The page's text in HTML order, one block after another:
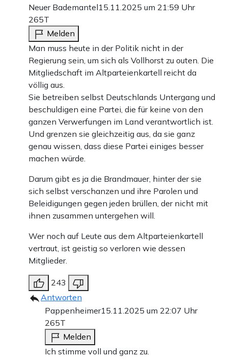
Neuer Bademantel15.11.2025 um 21:59 Uhr
265T
Melden
Man muss heute in der Politik nicht in der
Regierung sein, um sich als Vollhorst zu outen. Die
Mitgliedschaft im Altparteienkartell reicht da
völlig aus.
Sie betreiben selbst Deutschlands Untergang und
beschuldigen eine Partei, die für keine von den
ganzen Verwerfungen im Land verantwortlich ist.
Und grenzen sie gleichzeitig aus, da sie ganz
genau wissen, dass diese Partei einiges besser
machen würde.
Darum gibt es ja die Brandmauer, hinter der sie
sich selbst verschanzen und ihre Parolen und
Beleidigungen gegen jeden brüllen, der nicht mit
ihnen zusammen untergehen will.
Wer noch auf Leute aus dem Altparteienkartell
vertraut, ist geistig so verloren wie dessen
Mitglieder.
243
Antworten
Pappenheimer15.11.2025 um 22:07 Uhr
265T
Melden
Ich stimme voll und ganz zu.